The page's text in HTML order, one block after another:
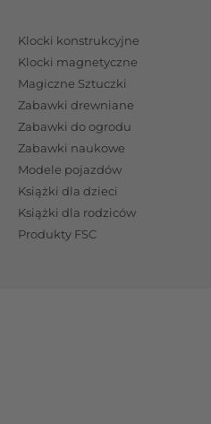
Klocki konstrukcyjne
Klocki magnetyczne
Magiczne Sztuczki
Zabawki drewniane
Zabawki do ogrodu
Zabawki naukowe
Modele pojazdów
Książki dla dzieci
Książki dla rodziców
Produkty FSC